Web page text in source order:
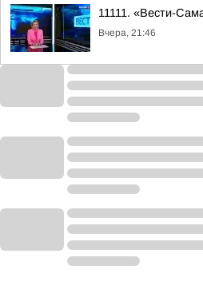
11111. «Вести-
Вчера, 21:46